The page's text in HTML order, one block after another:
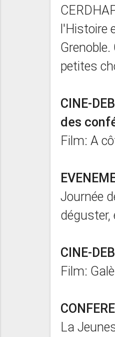
l'Histoire
petites
CINE-
des
Film: A
Journée
déguster,
CINE-
Film:
La